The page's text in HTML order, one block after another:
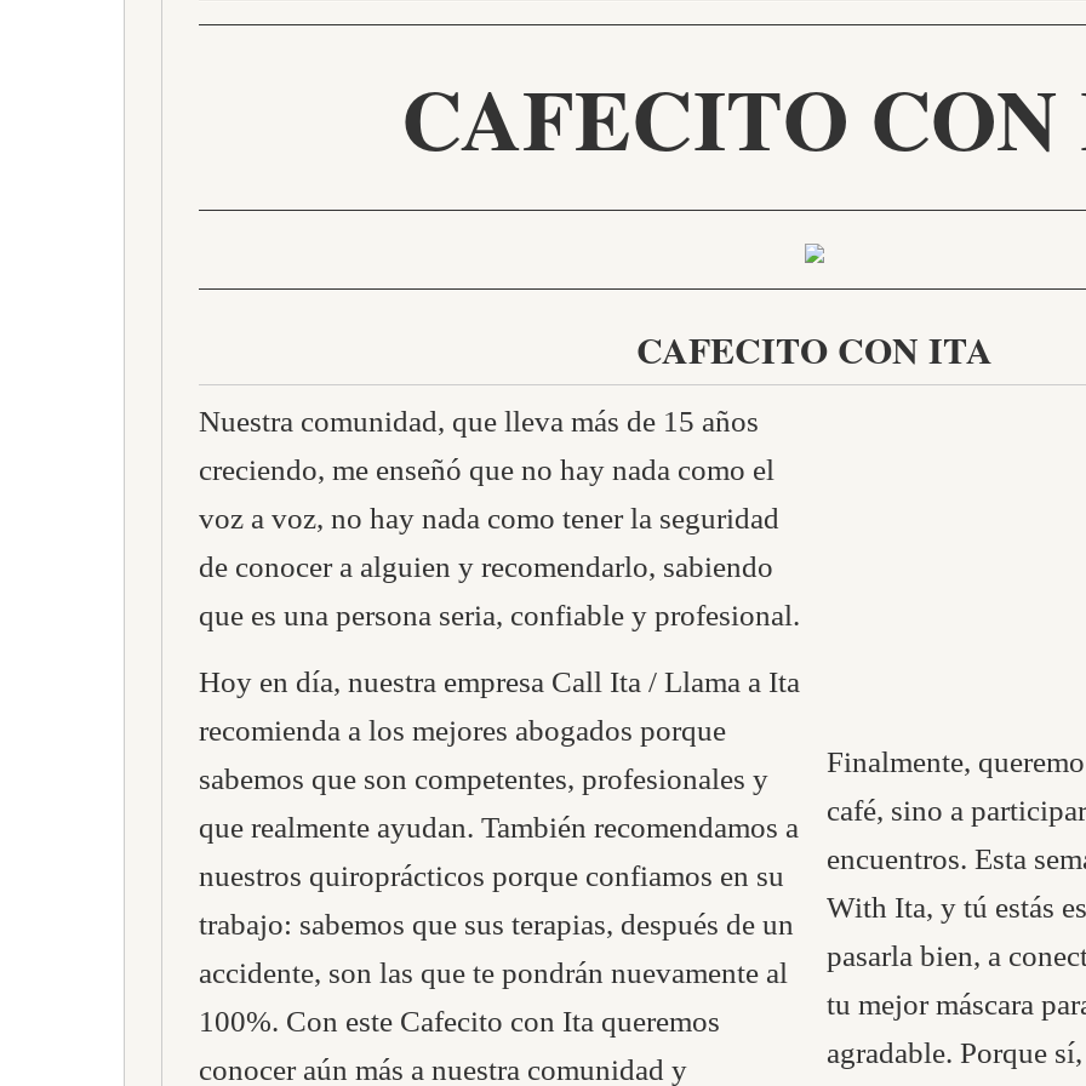
CAFECITO
CAFECITO CON ITA
Nuestra comunidad, que lleva más de 15 años
creciendo, me enseñó que no hay nada como el
voz a voz, no hay nada como tener la seguridad
de conocer a alguien y recomendarlo, sabiendo
que es una persona seria, confiable y profesional.
Hoy en día, nuestra empresa Call Ita / Llama a Ita
recomienda a los mejores abogados porque
sabemos que son competentes, profesionales y
que realmente ayudan. También recomendamos a
nuestros quiroprácticos porque confiamos en su
trabajo: sabemos que sus terapias, después de un
accidente, son las que te pondrán nuevamente al
100%. Con este Cafecito con Ita queremos
conocer aún más a nuestra comunidad y
Finalmente,
café, sino a
encuentros. Esta
With Ita, y tú estás
pasarla bien, a
tu mejor máscara
agradable. Porque